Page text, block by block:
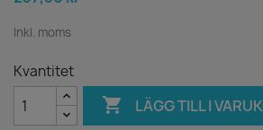
Inkl. moms
Kvantitet
 LÄGG TILL I